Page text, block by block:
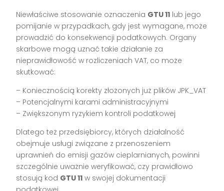
Niewłaściwe stosowanie oznaczenia GTU 11 lub jego
pomijanie w przypadkach, gdy jest wymagane, może
prowadzić do konsekwencji podatkowych. Organy
skarbowe mogą uznać takie działanie za
nieprawidłowość w rozliczeniach VAT, co może
skutkować:
– Koniecznością korekty złożonych już plików JPK_VAT
– Potencjalnymi karami administracyjnymi
– Zwiększonym ryzykiem kontroli podatkowej
Dlatego też przedsiębiorcy, których działalność
obejmuje usługi związane z przenoszeniem
uprawnień do emisji gazów cieplarnianych, powinni
szczególnie uważnie weryfikować, czy prawidłowo
stosują kod GTU 11 w swojej dokumentacji